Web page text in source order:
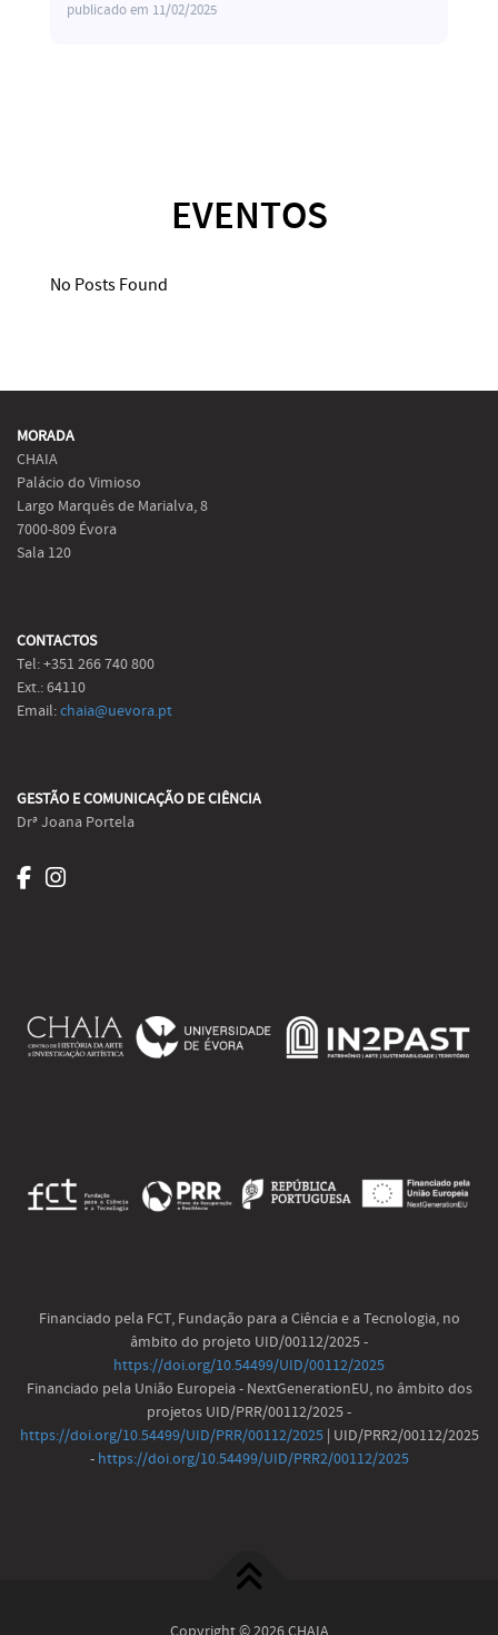
publicado em 11/02/2025
EVENTOS
No Posts Found
MORADA
CHAIA
Palácio do Vimioso
Largo Marquês de Marialva, 8
7000-809 Évora
Sala 120
CONTACTOS
Tel: +351 266 740 800
Ext.: 64110
Email:chaia@uevora.pt
GESTÃO E COMUNICAÇÃO DE CIÊNCIA
Drª Joana Portela
Financiado pela FCT, Fundação para a Ciência e a Tecnologia, no
âmbito do projeto UID/00112/2025 -
https://doi.org/10.54499/UID/00112/2025
Financiado pela União Europeia - NextGenerationEU, no âmbito dos
projetos UID/PRR/00112/2025 -
https://doi.org/10.54499/UID/PRR/00112/2025| UID/PRR2/00112/2025
- https://doi.org/10.54499/UID/PRR2/00112/2025